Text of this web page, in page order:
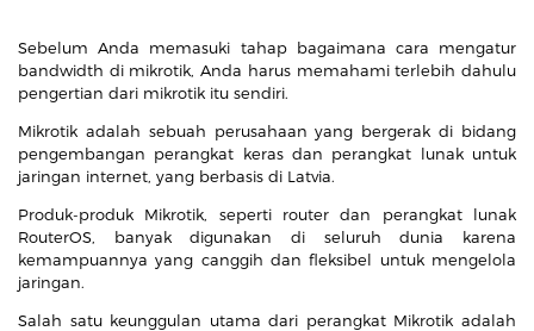
Sebelum Anda memasuki tahap bagaimana cara mengatur
bandwidth di mikrotik, Anda harus memahami terlebih dahulu
pengertian dari mikrotik itu sendiri.
Mikrotik adalah sebuah perusahaan yang bergerak di bidang
pengembangan perangkat keras dan perangkat lunak untuk
jaringan internet, yang berbasis di Latvia.
Produk-produk Mikrotik, seperti router dan perangkat lunak
RouterOS, banyak digunakan di seluruh dunia karena
kemampuannya yang canggih dan fleksibel untuk mengelola
jaringan.
Salah satu keunggulan utama dari perangkat Mikrotik adalah